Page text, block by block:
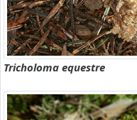
Tricholoma equestre